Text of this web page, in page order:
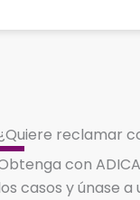
reclamar
con
casos y únase